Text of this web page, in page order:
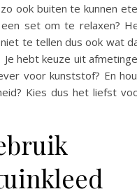
ook buiten te kunnen
set om te relaxen?
te tellen dus ook wat
hebt keuze uit
voor kunststof? En
Kies dus het liefst